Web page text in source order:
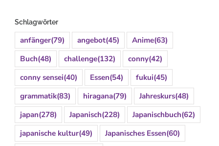
Schlagwörter
anfänger(79) angebot(45) Anime(63)
Buch(48) challenge(132) conny(42)
conny sensei(40) Essen(54) fukui(45)
grammatik(83) hiragana(79) Jahreskurs(48)
japan(278) Japanisch(228) Japanischbuch(62)
japanische kultur(49) Japanisches Essen(60)